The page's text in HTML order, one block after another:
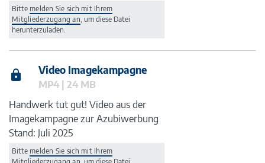
Bitte melden Sie sich mit Ihrem
Mitgliederzugang an, um diese Datei
herunterzuladen.
Video Imagekampagne
MP4 | 24 MB
Handwerk tut gut! Video aus der
Imagekampagne zur Azubiwerbung
Stand: Juli 2025
Bitte melden Sie sich mit Ihrem